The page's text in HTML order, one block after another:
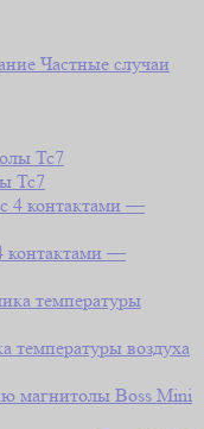
Частные случаи
Тс7
контактами —
температуры воздуха